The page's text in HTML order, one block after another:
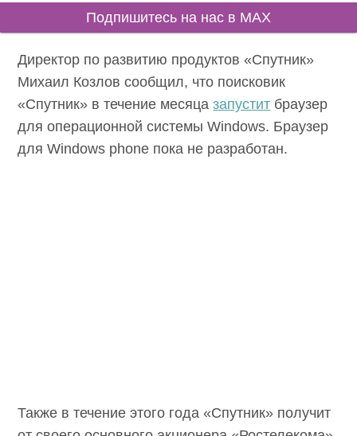
Подпишитесь на нас в MAX
Директор по развитию продуктов «Спутник»
Михаил Козлов сообщил, что поисковик
«Спутник» в течение месяцазапустит браузер
для операционной системы Windows. Браузер
для Windows phone пока не разработан.
Также в течение этого года «Спутник» получит